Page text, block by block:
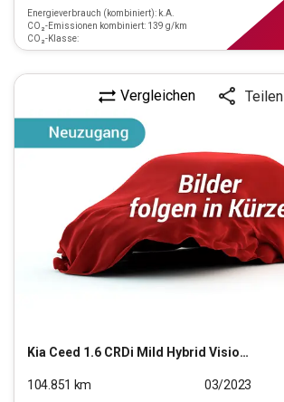
Energieverbrauch (kombiniert): k.A.
CO₂-Emissionen kombiniert: 139 g/km
CO₂-Klasse:
Kia Ceed 1.6 CRDi Mild Hybrid Vision (EURO 6d)
Vergleichen Teilen
104.851 km
03/2023